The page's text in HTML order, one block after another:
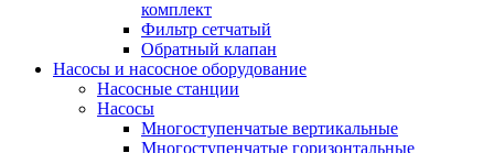
комплект
Фильтр сетчатый
Обратный клапан
Насосы и насосное оборудование
Насосные станции
Насосы
Многоступенчатые вертикальные
Многоступенчатые горизонтальные